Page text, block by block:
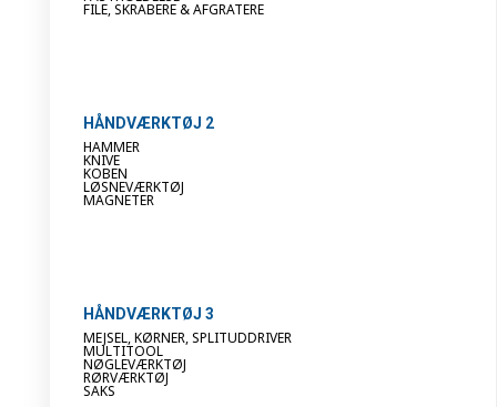
FILE, SKRABERE & AFGRATERE
HÅNDVÆRKTØJ 2
HAMMER
KNIVE
KOBEN
LØSNEVÆRKTØJ
MAGNETER
HÅNDVÆRKTØJ 3
MEJSEL, KØRNER, SPLITUDDRIVER
MULTITOOL
NØGLEVÆRKTØJ
RØRVÆRKTØJ
SAKS